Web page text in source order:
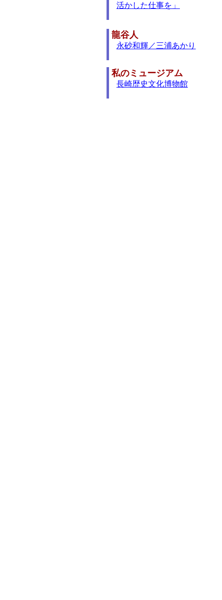
活かした仕事を」
龍谷人
永砂和輝／三浦あかり
私のミュージアム
長崎歴史文化博物館